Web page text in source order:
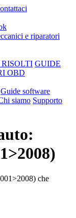
GUIDE
OBD
Guide software
siamo Supporto
che